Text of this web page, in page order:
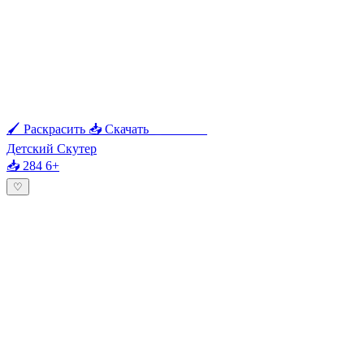
🖌 Раскрасить 📥 Скачать
Детский Скутер
📥 284 6+
♡